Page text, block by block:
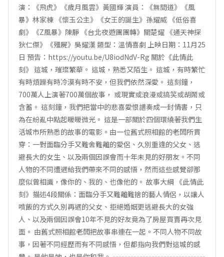
演：《飛虎》《歲月風雲》黃國輝 演員：《無間道》《風
暴》林家棟 《懷玉公主》《女王的誕生》孫耀威 《低俗喜
劇》《Z風暴》陳靜 《台北夜遊團團轉》關楚耀 《通天神探
狄仁傑》《殭屍》吳耀漢 類型：溫情喜劇 上映日期：11月25
日 預告：https://youtu.be/U8iodNdV-Rg 關於《此情此
刻》 這城，璀璨繁華。 這城，熟悉又陌生。 這城，有時繁忙
有時煩躁有時冷漠有時不安，但我們依然深愛。 這刻鐘，
700萬人上演著700萬個故事， 或現實或浪漫或搞笑或胡鬧或
含蓄。 這刻鐘，我們把當中的悲喜愛恨譜奏成一封情書，只
為在紛亂中點起暖暖微光。 這是一部關於四個環繞著我們生
活城市所熟悉的故事的電影。由一位舊式照相館的老闆所貫
穿：一對面臨分手又難舍難離的愛侶、久別重逢的父女、逃
避長大的女生、以及兩個因誤會而十年未見的好朋友。不同
人物的不同遭遇給我們帶來不同的感悟，然而這些感覺卻那
麼似曾相識，像你的、我的、也像他的。 故事大綱 《此情此
刻》描述4段關係：面臨分手又難離難捨的藝人情侶，以讓人
噴飯的方式久別再遇的父女、拒絕婚姻更逃避長大的女強
人、以及兩個因誤會10年不見的好友竟為了房屋買賣再次見
面。 由舊式照相館老闆把故事串連在一起。不同人物不同故
事，因著不同經歷而有不同感悟，但都指向我們對這城的感